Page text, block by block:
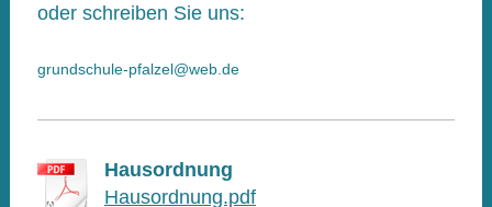
oder schreiben Sie uns:
grundschule-pfalzel@web.de
Hausordnung
Hausordnung.pdf